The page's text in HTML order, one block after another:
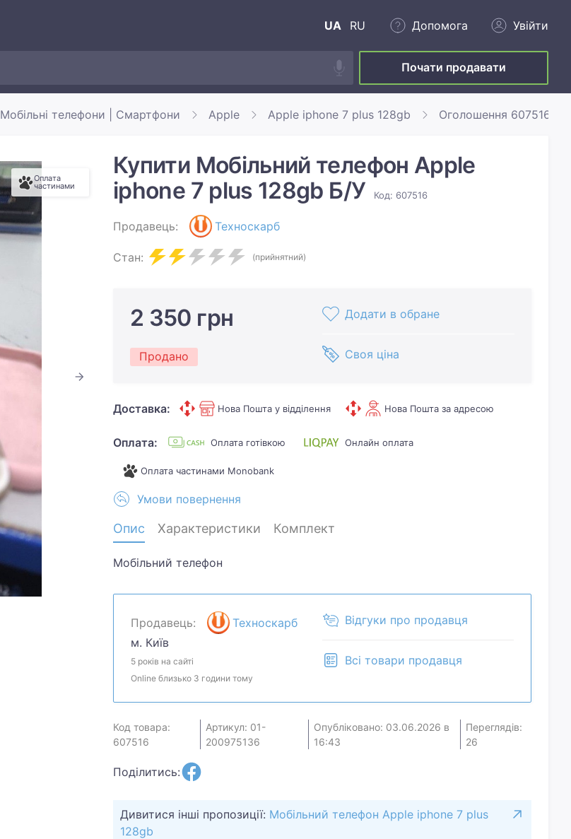
UA RU Допомога Увійти
Почати продавати
Мобільні телефони | Смартфони Apple Apple iphone 7 plus 128gb Оголошення 607516
Оплата
частинами
Купити Мобільний телефон Apple
iphone 7 plus 128gb Б/У
Код: 607516
Продавець: Техноскарб
Стан: (прийнятний)
2 350 грн
Продано
Додати в обране
Своя ціна
Доставка: Нова Пошта у відділення Нова Пошта за адресою
Оплата: Оплата готівкою Онлайн оплата
Оплата частинами Monobank
Умови повернення
Опис Характеристики Комплект
Мобільний телефон
Продавець:
Техноскарб
м. Київ
5 років на сайті
Online близько 3 години тому
Відгуки про продавця
Всі товари продавця
Код товара:
607516
Артикул: 01-
200975136
Опубліковано: 03.06.2026 в
16:43
Переглядів:
26
Поділитись:
Дивитися інші пропозиції: Мобільний телефон Apple iphone 7 plus
128gb